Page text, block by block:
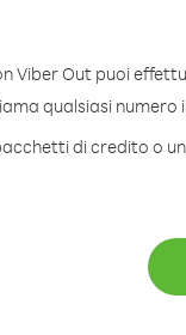
Viber Out puoi
qualsiasi numero
di credito o